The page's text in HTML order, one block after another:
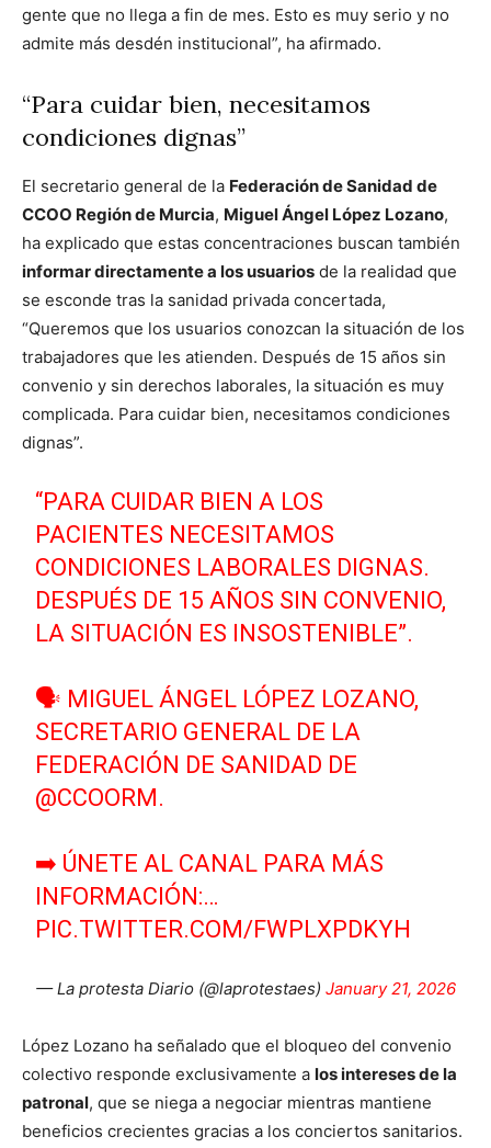
gente que no llega a fin de mes. Esto es muy serio y no
admite más desdén institucional”, ha afirmado.
“Para cuidar bien, necesitamos
condiciones dignas”
El secretario general de la Federación de Sanidad de
CCOO Región de Murcia, Miguel Ángel López Lozano,
ha explicado que estas concentraciones buscan también
informar directamente a los usuarios de la realidad que
se esconde tras la sanidad privada concertada,
“Queremos que los usuarios conozcan la situación de los
trabajadores que les atienden. Después de 15 años sin
convenio y sin derechos laborales, la situación es muy
complicada. Para cuidar bien, necesitamos condiciones
dignas”.
“PARA CUIDAR BIEN A LOS
PACIENTES NECESITAMOS
CONDICIONES LABORALES DIGNAS.
DESPUÉS DE 15 AÑOS SIN CONVENIO,
LA SITUACIÓN ES INSOSTENIBLE”.
🗣 MIGUEL ÁNGEL LÓPEZ LOZANO,
SECRETARIO GENERAL DE LA
FEDERACIÓN DE SANIDAD DE
@CCOORM.
➡️ ÚNETE AL CANAL PARA MÁS
INFORMACIÓN:…
PIC.TWITTER.COM/FWPLXPDKYH
— La protesta Diario (@laprotestaes) January 21, 2026
López Lozano ha señalado que el bloqueo del convenio
colectivo responde exclusivamente a los intereses de la
patronal, que se niega a negociar mientras mantiene
beneficios crecientes gracias a los conciertos sanitarios.